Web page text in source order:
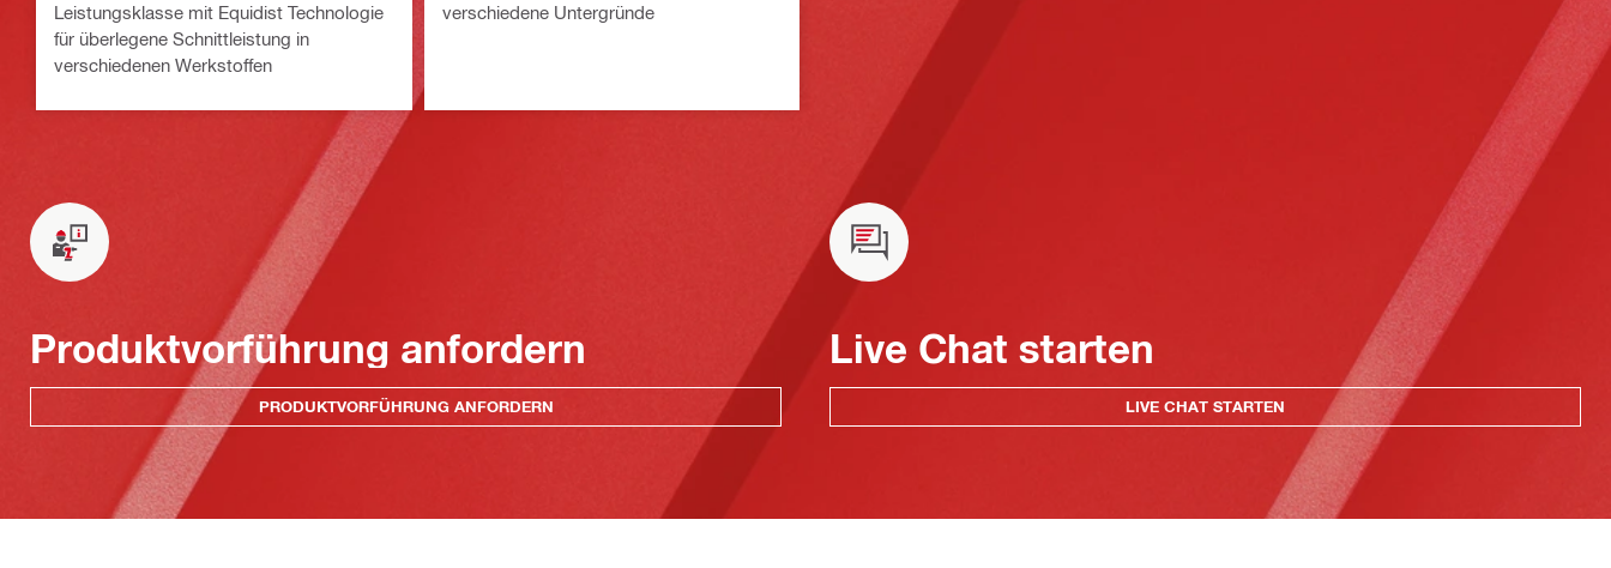
Leistungsklasse mit Equidist Technologie
für überlegene Schnittleistung in
verschiedenen Werkstoffen
verschiedene Untergründe
Produktvorführung anfordern
PRODUKTVORFÜHRUNG ANFORDERN
Live Chat starten
LIVE CHAT STARTEN